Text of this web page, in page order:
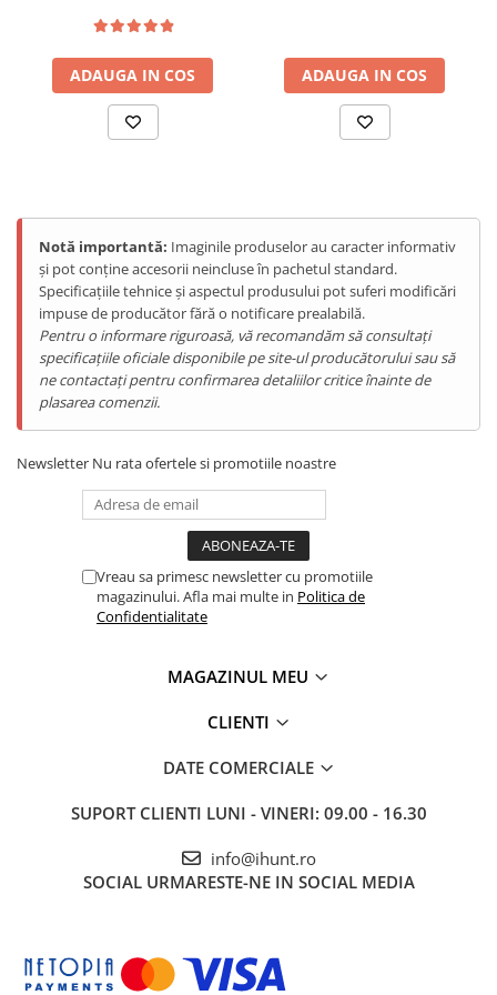
Telefoane Mobile Doogee
Produse Hotwav
Telefoane Mobile Hotwav
Produse Unihertz
Telefoane Mobile Blackview
Tablete Blackview
Casti Audio Blackview
Produse Fossibot
Telefoane Mobile Fossibot
Tablete Fossibot
Tablete Oukitel
Gift Card EV
STATII DE INCARCARE EV
Stații de Încărcare Rezidențiale /
Stații de Încărcare Comerciale /
pentru situații de urgență. O apăsare activează alarmele,
ajutor.
Baterie Mega de 25500mAh
perfect pentru cele mai lungi aventuri.
Încărcare rapidă 66W pentru reîncărcări rapide când ai nevoie.
Dimensiuni: 185.5mm x 85.5mm x 34mm
Greutate: 750g
Culoare: Phantom Black
Procesor MediaTek Helio G100
Armor 33, alimentat de CPU-ul eficient octa-core de 6nm al
ADAUGA IN COS ADAUGA IN COS
Notă importantă: Imaginile produselor au caracter informativ
și pot conține accesorii neincluse în pachetul standard.
Specificațiile tehnice și aspectul produsului pot suferi modificări
impuse de producător fără o notificare prealabilă.
Pentru o informare riguroasă, vă recomandăm să consultați
specificațiile oficiale disponibile pe site-ul producătorului sau să
ne contactați pentru confirmarea detaliilor critice înainte de
plasarea comenzii.
Newsletter Nu rata ofertele si promotiile noastre
Vreau sa primesc newsletter cu promotiile
magazinului. Afla mai multe in Politica de
Confidentialitate
MAGAZINUL MEU
CLIENTI
DATE COMERCIALE
SUPORT CLIENTI LUNI - VINERI: 09.00 - 16.30
info@ihunt.ro
SOCIAL URMARESTE-NE IN SOCIAL MEDIA